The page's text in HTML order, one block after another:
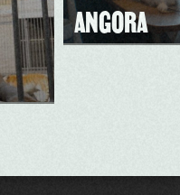
ANGORA